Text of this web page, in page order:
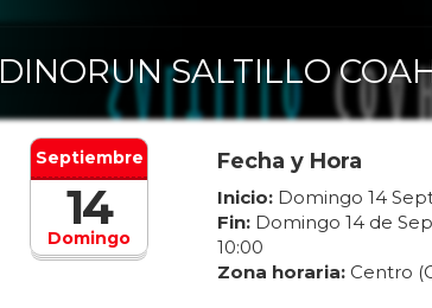
DINORUN SALTILLO
Domingo
Septiembre
14
Fecha y Hora
Inicio: Domingo 14
Fin: Domingo 14de
10:00
Zona horaria: Centro